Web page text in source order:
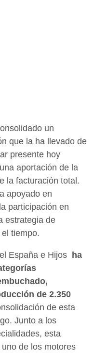
un
que la ha llevado de
presente hoy
aportación de la
la facturación total.
apoyado en
participación en
estrategia de
tiempo.
España e Hijos
ha
de 2.350
de esta
Junto a los
esta
de los motores